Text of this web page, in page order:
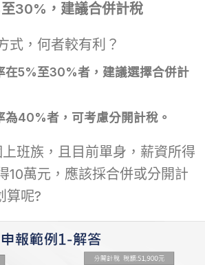
30%，建議合併計稅
式，何者較有利？
在5%至30%者，建議選擇合併計
為40%者，可考慮分開計稅。
班族，且目前單身，薪資所得
10萬元，應該採合併或分開計
算呢?